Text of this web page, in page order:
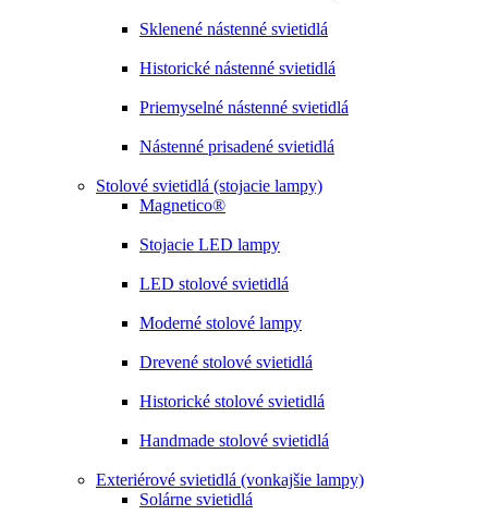
Sklenené nástenné svietidlá
Historické nástenné svietidlá
Priemyselné nástenné svietidlá
Nástenné prisadené svietidlá
Stolové svietidlá (stojacie lampy)
Magnetico®
Stojacie LED lampy
LED stolové svietidlá
Moderné stolové lampy
Drevené stolové svietidlá
Historické stolové svietidlá
Handmade stolové svietidlá
Exteriérové svietidlá (vonkajšie lampy)
Solárne svietidlá